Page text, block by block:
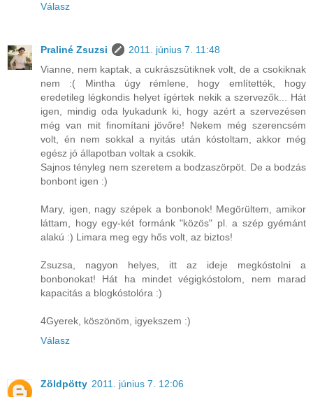
Válasz
Praliné Zsuzsi
2011. június 7. 11:48
Vianne, nem kaptak, a cukrászsütiknek volt, de a csokiknak
nem :( Mintha úgy rémlene, hogy említették, hogy
eredetileg légkondis helyet ígértek nekik a szervezők... Hát
igen, mindig oda lyukadunk ki, hogy azért a szervezésen
még van mit finomítani jövőre! Nekem még szerencsém
volt, én nem sokkal a nyitás után kóstoltam, akkor még
egész jó állapotban voltak a csokik.
Sajnos tényleg nem szeretem a bodzaszörpöt. De a bodzás
bonbont igen :)
Mary, igen, nagy szépek a bonbonok! Megörültem, amikor
láttam, hogy egy-két formánk "közös" pl. a szép gyémánt
alakú :) Limara meg egy hős volt, az biztos!
Zsuzsa, nagyon helyes, itt az ideje megkóstolni a
bonbonokat! Hát ha mindet végigkóstolom, nem marad
kapacitás a blogkóstolóra :)
4Gyerek, köszönöm, igyekszem :)
Válasz
Zöldpötty 2011. június 7. 12:06